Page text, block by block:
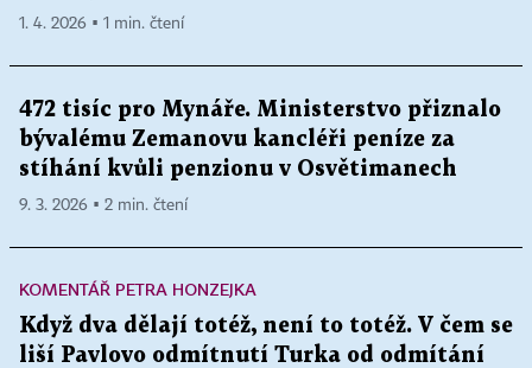
1. 4. 2026 ▪ 1 min. čtení
472 tisíc pro Mynáře. Ministerstvo přiznalo
bývalému Zemanovu kancléři peníze za
stíhání kvůli penzionu v Osvětimanech
9. 3. 2026 ▪ 2 min. čtení
KOMENTÁŘ PETRA HONZEJKA
Když dva dělají totéž, není to totéž. V čem se
liší Pavlovo odmítnutí Turka od odmítání